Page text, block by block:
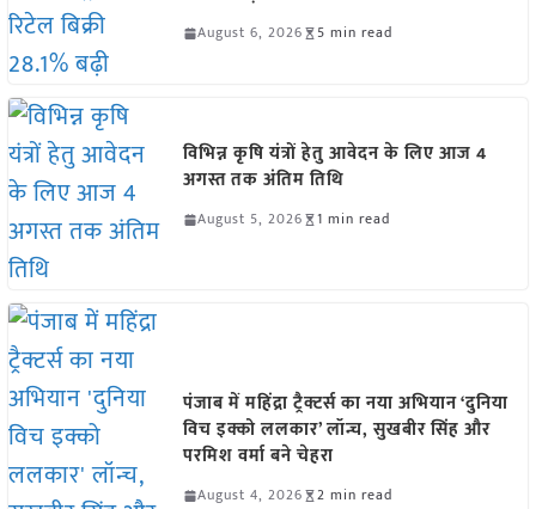
August 6, 2026 5 min read
विभिन्न कृषि यंत्रों हेतु आवेदन के लिए आज 4
अगस्त तक अंतिम तिथि
August 5, 2026 1 min read
पंजाब में महिंद्रा ट्रैक्टर्स का नया अभियान ‘दुनिया
विच इक्को ललकार’ लॉन्च, सुखबीर सिंह और
परमिश वर्मा बने चेहरा
August 4, 2026 2 min read